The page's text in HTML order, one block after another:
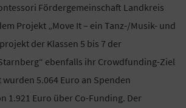
Fördergemeinschaft Landkreis
Projekt „Move It – ein Tanz-/Musik- und
der Klassen 5 bis 7 der
ebenfalls ihr Crowdfunding-Ziel
5.064 Euro an Spenden
1.921 Euro über Co-Funding. Der